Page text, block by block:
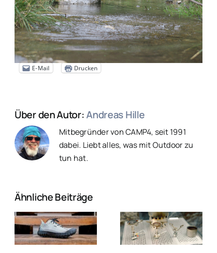
E-Mail Drucken
Über den Autor:Andreas Hille
Mitbegründer von CAMP4, seit 1991
dabei. Liebt alles, was mit Outdoor zu
tun hat.
Ähnliche Beiträge